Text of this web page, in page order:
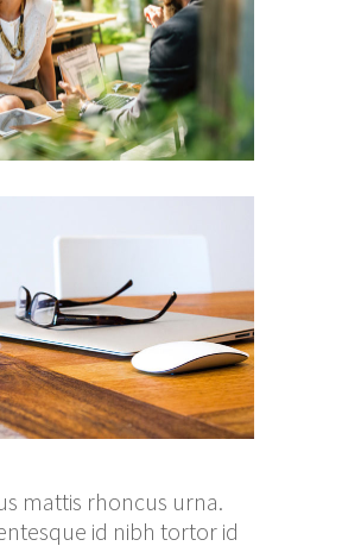
mattis rhoncus urna.
id nibh tortor id